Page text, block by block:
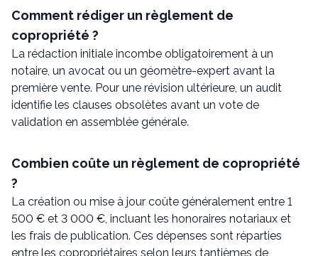
Comment rédiger un règlement de
copropriété ?
La rédaction initiale incombe obligatoirement à un
notaire, un avocat ou un géomètre-expert avant la
première vente. Pour une révision ultérieure, un audit
identifie les clauses obsolètes avant un vote de
validation en assemblée générale.
Combien coûte un règlement de copropriété
?
La création ou mise à jour coûte généralement entre 1
500 € et 3 000 €, incluant les honoraires notariaux et
les frais de publication. Ces dépenses sont réparties
entre les copropriétaires selon leurs tantièmes de